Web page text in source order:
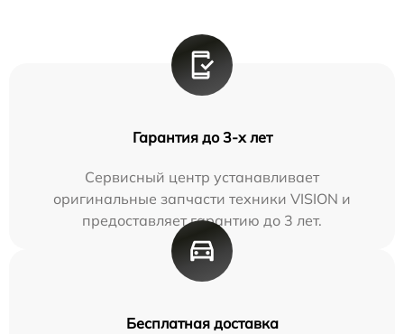
Гарантия до 3-х лет
Сервисный центр устанавливает
оригинальные запчасти техники VISION и
предоставляет гарантию до 3 лет.
Бесплатная доставка